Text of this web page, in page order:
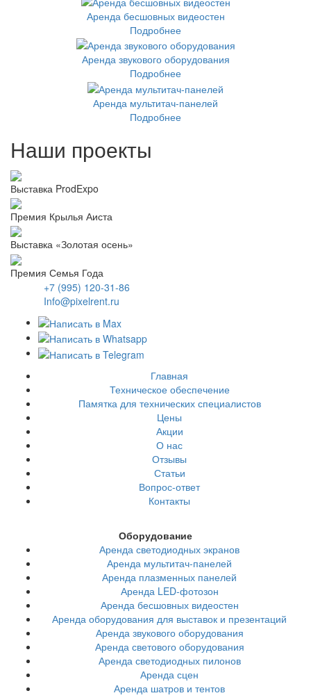
Аренда бесшовных видеостен
Подробнее
Аренда звукового оборудования
Подробнее
Аренда мультитач-панелей
Подробнее
Наши проекты
Выставка ProdExpo
Премия Крылья Аиста
Выставка «Золотая осень»
Премия Семья Года
+7 (995) 120-31-86
Info@pixelrent.ru
Главная
Техническое обеспечение
Памятка для технических специалистов
Цены
Акции
О нас
Отзывы
Статьи
Вопрос-ответ
Контакты
Оборудование
Аренда светодиодных экранов
Аренда мультитач-панелей
Аренда плазменных панелей
Аренда LED-фотозон
Аренда бесшовных видеостен
Аренда оборудования для выставок и презентаций
Аренда звукового оборудования
Аренда светового оборудования
Аренда светодиодных пилонов
Аренда сцен
Аренда шатров и тентов